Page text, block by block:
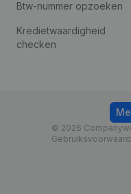
Btw-nummer opzoeken
Kredietwaardigheid
checken
© 2026